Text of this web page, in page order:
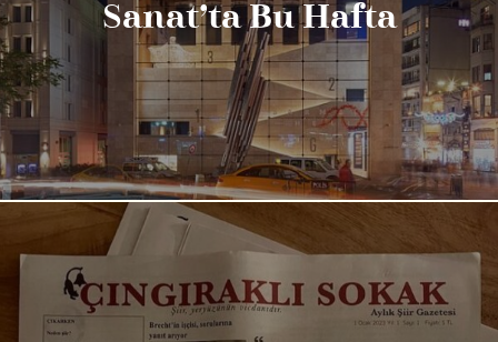
Sanat’ta Bu Hafta